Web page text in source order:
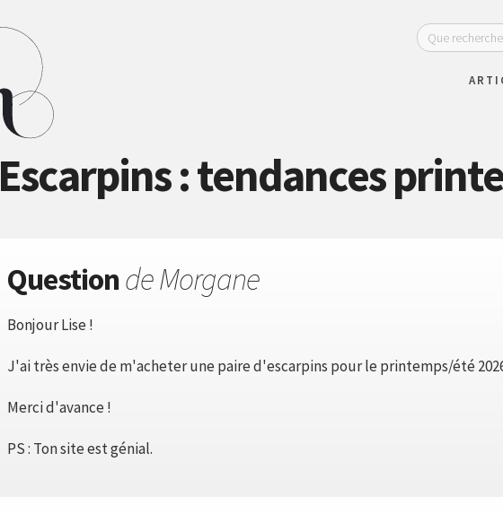
Escarpins : tendances
Questionde Morgane
Bonjour Lise !
J'ai très envie de m'acheter une paire d'escarpins pour le printemps/été
Merci d'avance !
PS : Ton site est génial.